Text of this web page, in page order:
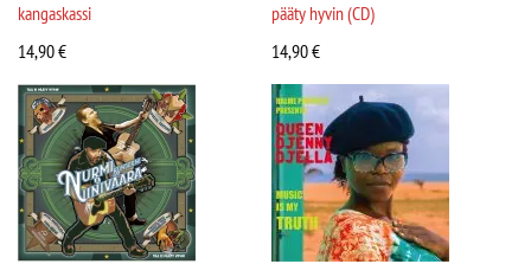
kangaskassi
14,90€
pääty hyvin (CD)
14,90€